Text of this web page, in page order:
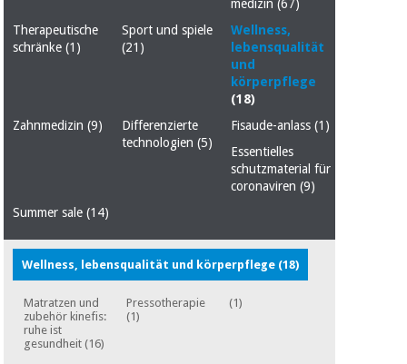
Aerobic,
fitness
Sport
Veterinärmedizin
Chirurgische
instrumente
Tech
Academy
Essentielles
pilates
und
spiele
medizin(67)
Therapeutische
schränke (1)
Sport und spiele
(21)
Wellness,
lebensqualität
und
körperpflege
(18)
Zahnmedizin (9)
Differenzierte
technologien (5)
Fisaude-anlass(1)
Essentielles
schutzmaterial für
coronaviren(9)
Summer sale (14)
Wellness, lebensqualität und körperpflege (18)
Matratzen und
zubehör kinefis:
ruhe ist
gesundheit (16)
Pressotherapie
(1)
(1)